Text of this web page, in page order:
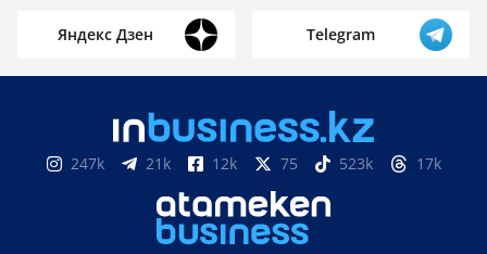
Яндекс Дзен Telegram
247k 21k 12k 75 523k 17k